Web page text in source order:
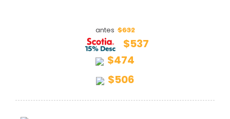
antes $632
$537
$474
$506